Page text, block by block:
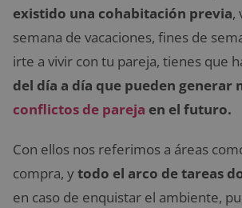
existido una cohabitación previa,
semana de vacaciones, fines de
irte a vivir con tu pareja, tienes que
del día a día que pueden generar
conflictos de pareja en el futuro.
Con ellos nos referimos a áreas
compra, ytodo el arco de tareas
en caso de enquistar el ambiente,